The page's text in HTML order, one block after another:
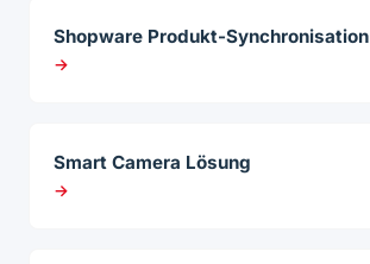
Shopware Produkt-Synchronisation
→
Smart Camera Lösung
→